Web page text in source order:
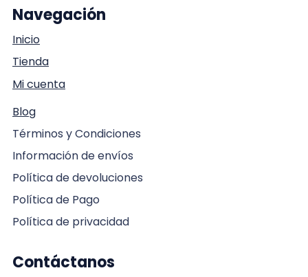
Navegación
Inicio
Tienda
Mi cuenta
Blog
Términos y Condiciones
Información de envíos
Política de devoluciones
Política de Pago
Política de privacidad
Contáctanos